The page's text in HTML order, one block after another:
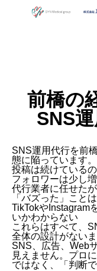
前橋の
SNS
SNS運用代行を前
態に陥っています。
投稿は続けている
フォロワーは少し
代行業者に任せた
「バズった」こと
TikTokやInstagram
いかわからない
これらはすべて、
全体の設計がない
SNS、広告、Web
見えません。プロ
ではなく、「判断